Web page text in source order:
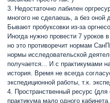
3. Недостаточно лабилен
многого не сделаешь, а без оной
Бывают пробуксовки из-за
Иногда нужно провести 7 уроков
но это противоречит нормам
нормы исследовательской
получается... И с практикумами
история. Время не всегда
экспедиционной работы, т.к.
4. Пространственный ресурс (для
практикума мало одного